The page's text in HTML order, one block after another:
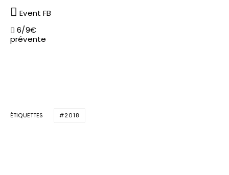
Event FB
6/9€
prévente
ÉTIQUETTES 2018